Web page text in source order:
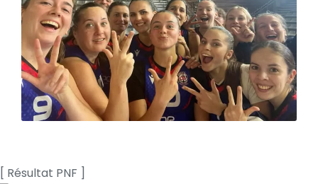
[ Résultat PNF ]